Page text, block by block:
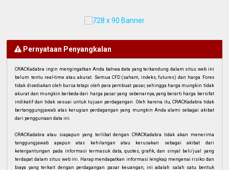
Pernyataan Penyangkalan
CRACKadabra ingin mengingatkan Anda bahwa data yang terkandung dalam situs web ini
belum tentu real-time atau akurat. Semua CFD (saham, indeks, futures) dan harga Forex
tidak disediakan oleh bursa tetapi oleh para pembuat pasar, sehingga harga mungkin tidak
akurat dan mungkin berbeda dari harga pasar yang sebenarnya, yang berarti harga bersifat
indikatif dan tidak sesuai untuk tujuan perdagangan. Oleh karena itu, CRACKadabra tidak
bertanggungjawab atas kerugian perdagangan yang mungkin Anda alami sebagai akibat
dari penggunaan data ini.
CRACKadabra atau siapapun yang terlibat dengan CRACKadabra tidak akan menerima
tanggungjawab apapun atas kehilangan atau kerusakan sebagai akibat dari
ketergantungan pada informasi termasuk data, quotes, grafik, dan sinyal beli/jual yang
terdapat dalam situs web ini. Harap mendapatkan informasi lengkap mengenai risiko dan
biaya yang terkait dengan perdagangan pasar keuangan, ini adalah salah satu bentuk